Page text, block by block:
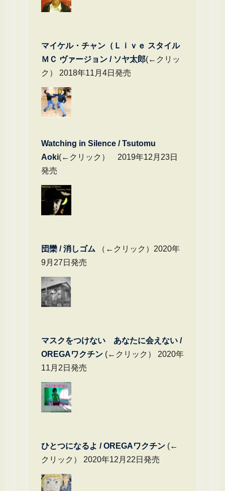
マイケル・チャン（Ｌｉｖｅ スタイル
ＭＣ ヴァージョン / ソヤ太郎(←クリッ
ク） 2018年11月4日発売
Watching in Silence / Tsutomu
Aoki(←クリック） 2019年12月23日
発売
団欒 / 消しゴム （←クリック）2020年
9月27日発売
マスクをつけない あなたに会えない /
OREGAワクチン(←クリック） 2020年
11月2日発売
ひとつになるよ / OREGAワクチン(←
クリック） 2020年12月22日発売